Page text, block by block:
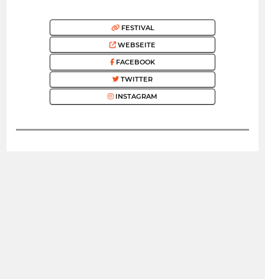
FESTIVAL
WEBSEITE
FACEBOOK
TWITTER
INSTAGRAM